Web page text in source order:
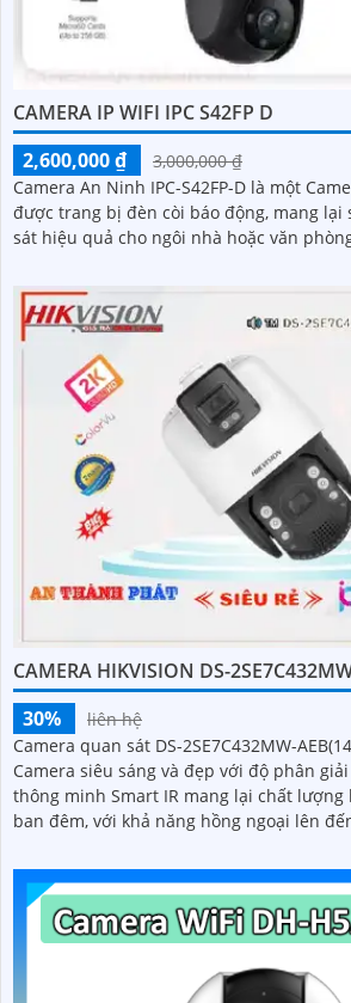
CAMERA IP WIFI IPC S42FP D
2,600,000 ₫
3,000,000 ₫
Camera An Ninh IPC-S42FP-D là một
được trang bị đèn còi báo động, mang lại
CAMERA HIKVISION DS-
30%
liên hệ
Camera quan sát DS-2SE7C432MW-
Camera siêu sáng và đẹp với độ phân giải Ultra 2k.
thông minh Smart IR mang lại chất
ban đêm, với khả năng hồng ngoại lên